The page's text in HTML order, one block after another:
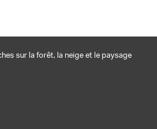
sur la forêt, la neige et le paysage